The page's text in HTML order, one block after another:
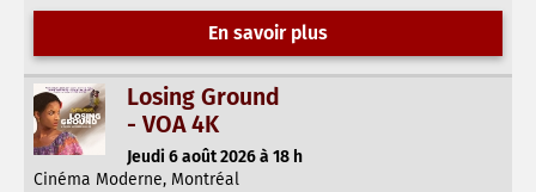
En savoir plus
Losing Ground
- VOA 4K
Jeudi 6 août 2026 à 18 h
Cinéma Moderne, Montréal